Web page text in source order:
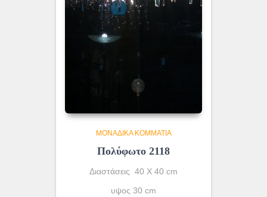
ΜΟΝΆΔΙΚΑ ΚΟΜΜΆΤΙΑ
Πολύφωτο 2118
Διαστάσεις 40 Χ 40 cm
υψος 30 cm